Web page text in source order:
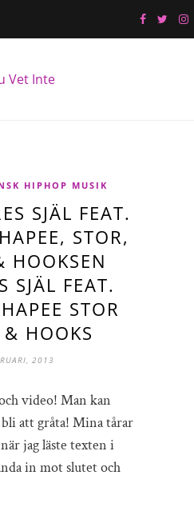
HIPHOP MUSIK
SJÄL FEAT.
STOR,
HOOKSEN
SJÄL FEAT.
STOR
HOOKS
2013
video! Man kan
att gråta! Mina tårar
jag läste texten i
in mot slutet och